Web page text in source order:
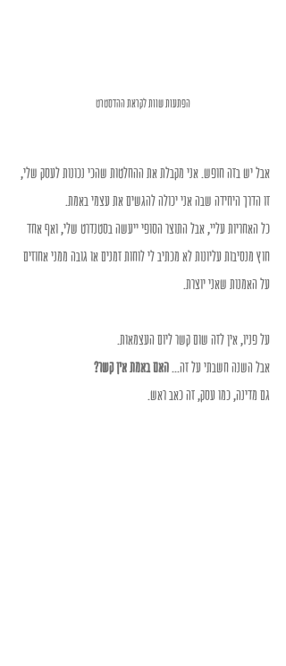
הפתעות שוות לקראת ההדסטרט
אבל יש בזה חופש. אני מקבלת את ההחלטות שהכי נכונות לעסק שלי,
זו הדרך היחידה שבה אני יכולה להגשים את עצמי באמת.
כל האחריות עליי, אבל התוצר הסופי ייעשה בסטנדרט שלי, ואף אחד
חוץ מנסיבות עליונות לא מכתיב לי לוחות זמנים או גובה ממני אחוזים
על האמנות שאני יוצרת.
על פניו, אין לזה שום קשר ליום העצמאות.
אבל השנה חשבתי על זה... האם באמת אין קשר?
גם מדינה, כמו עסק, זה כאב ראש.